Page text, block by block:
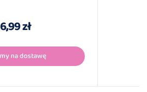
zł
na dostawę